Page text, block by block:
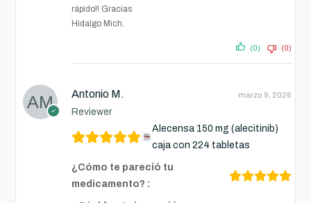
rápido!! Gracias
Hidalgo Mich.
(0) (0)
Antonio M.
Reviewer
marzo 9, 2026
Alecensa 150 mg (alecitinib)
caja con 224 tabletas
¿Cómo te pareció tu
medicamento? :